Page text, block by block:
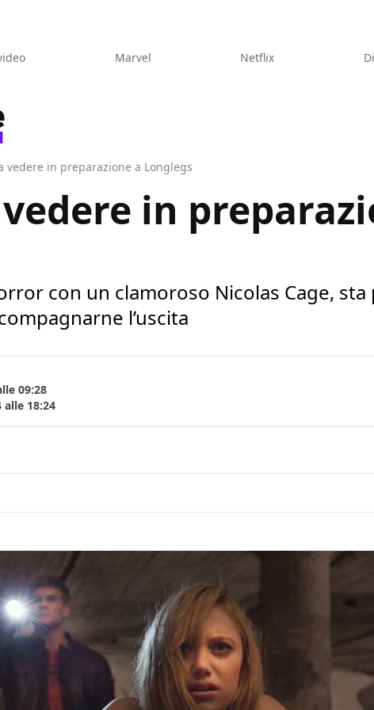
Marvel Netflix
vedere in preparazione a Longlegs
in
con un clamoroso Nicolas Cage, sta
l’uscita
09:28
18:24